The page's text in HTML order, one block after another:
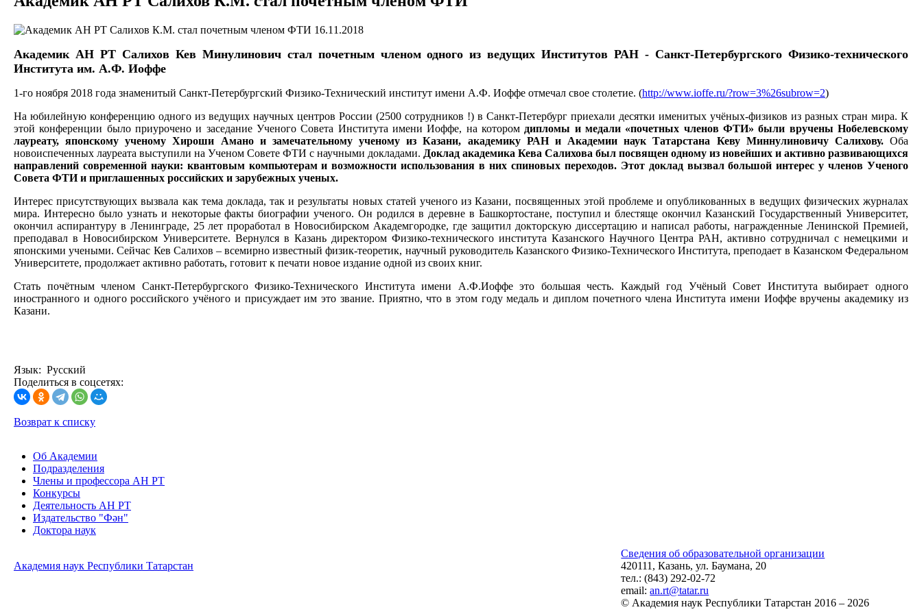
16.11.2018
Академик АН РТ Салихов Кев Минулинович стал почетным членом одного из ведущих Институтов РАН - Санкт-Петербургского Физико-технического
Института им. А.Ф. Иоффе
1-го ноября 2018 года знаменитый Санкт-Петербургский Физико-Технический институт имени А.Ф. Иоффе отмечал свое столетие. (http://www.ioffe.ru/?row=3%26subrow=2)
На юбилейную конференцию одного из ведущих научных центров России (2500 сотрудников !) в Санкт-Петербург приехали десятки именитых учёных-физиков из разных стран мира. К
этой конференции было приурочено и заседание Ученого Совета Института имени Иоффе, на котором дипломы и медали «почетных членов ФТИ» были вручены Нобелевскому
лауреату, японскому ученому Хироши Амано и замечательному ученому из Казани, академику РАН и Академии наук Татарстана Кеву Миннулиновичу Салихову.Оба
новоиспеченных лауреата выступили на Ученом Совете ФТИ с научными докладами. Доклад академика Кева Салихова был посвящен одному из новейших и активно развивающихся
направлений современной науки: квантовым компьютерам и возможности использования в них спиновых переходов. Этот доклад вызвал большой интерес у членов Ученого
Совета ФТИ и приглашенных российских и зарубежных ученых.
Интерес присутствующих вызвала как тема доклада, так и результаты новых статей ученого из Казани, посвященных этой проблеме и опубликованных в ведущих физических журналах
мира. Интересно было узнать и некоторые факты биографии ученого. Он родился в деревне в Башкортостане, поступил и блестяще окончил Казанский Государственный Университет,
окончил аспирантуру в Ленинграде, 25 лет проработал в Новосибирском Академгородке, где защитил докторскую диссертацию и написал работы, награжденные Ленинской Премией,
преподавал в Новосибирском Университете. Вернулся в Казань директором Физико-технического института Казанского Научного Центра РАН, активно сотрудничал с немецкими и
японскими учеными. Сейчас Кев Салихов – всемирно известный физик-теоретик, научный руководитель Казанского Физико-Технического Института, преподает в Казанском Федеральном
Университете, продолжает активно работать, готовит к печати новое издание одной из своих книг.
Стать почётным членом Санкт-Петербургского Физико-Технического Института имени А.Ф.Иоффе это большая честь. Каждый год Учёный Совет Института выбирает одного
иностранного и одного российского учёного и присуждает им это звание. Приятно, что в этом году медаль и диплом почетного члена Института имени Иоффе вручены академику из
Казани.
Язык: Русский
Поделиться в соцсетях:
Возврат к списку
Об Академии
Подразделения
Члены и профессора АН РТ
Конкурсы
Деятельность АН РТ
Издательство "Фән"
Доктора наук
Академия наук Республики Татарстан
Сведения об образовательной организации
420111, Казань, ул. Баумана, 20
тел.: (843) 292-02-72
email:an.rt@tatar.ru
© Академия наук Республики Татарстан 2016 – 2026